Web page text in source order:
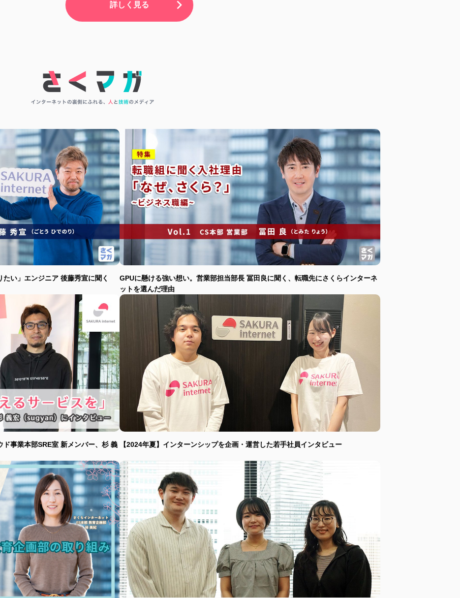
詳しく見る
たい」エンジニア 後藤秀宣に聞く
GPUに懸ける強い想い。営業部担当部長 冨田良に聞く、転職先にさくらインターネ
ットを選んだ理由
ド事業本部SRE室 新メンバー、杉 義
【2024年夏】インターンシップを企画・運営した若手社員インタビュー